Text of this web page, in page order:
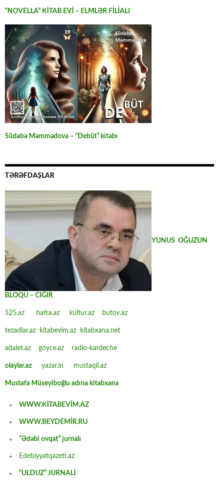
“NOVELLA” KİTAB EVİ – ELMLƏR FİLİALI
Südabə Məmmədova – “Debüt” kitabı
TƏRƏFDAŞLAR
YUNUS OĞUZUN
BLOQU – CIĞIR
525.az hafta.az kultur.az butov.az
tezadlar.az kitabevim.az kitabxana.net
adalet.az goyce.az radio-kardeche
olaylar.az yazar.in mustaqil.az
Mustafa Müseyiboğlu adına kitabxana
WWW.KİTABEVİM.AZ
WWW.BEYDEMİR.RU
“Ədəbi ovqat” jurnalı
Edebiyyatqazeti.az
“ULDUZ” JURNALI